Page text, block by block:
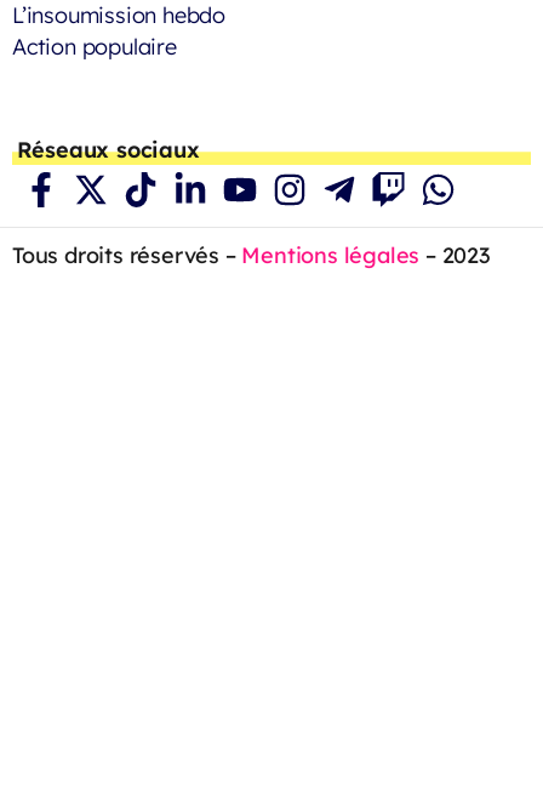
L’insoumission hebdo
Action populaire
Réseaux sociaux
Tous droits réservés – Mentions légales – 2023